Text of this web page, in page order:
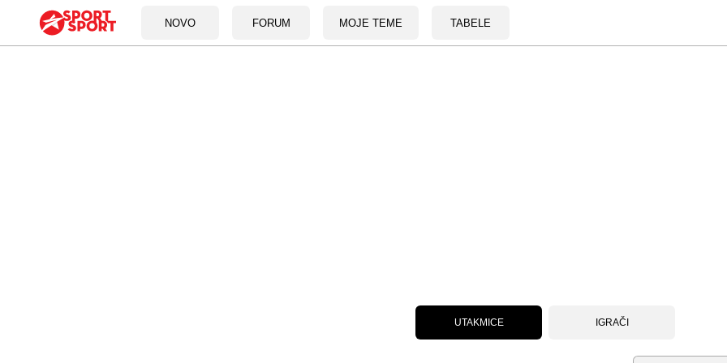
NOVO FORUM MOJE TEME TABELE
UTAKMICE IGRAČI